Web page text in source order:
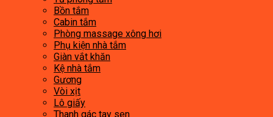
Bồn tắm
Cabin tắm
Phòng massage xông hơi
Phụ kiện nhà tắm
Giàn vắt khăn
Kệ nhà tắm
Gương
Vòi xịt
Lô giấy
Thanh gác tay sen